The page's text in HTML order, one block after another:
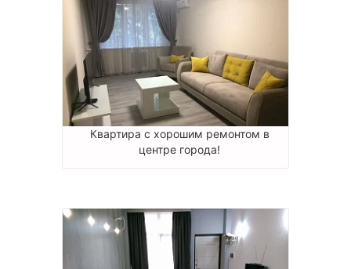
Квартира с хорошим ремонтом в
центре города!